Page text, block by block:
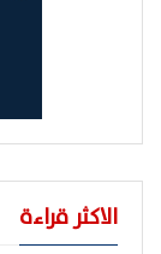
الاكثر قراءة